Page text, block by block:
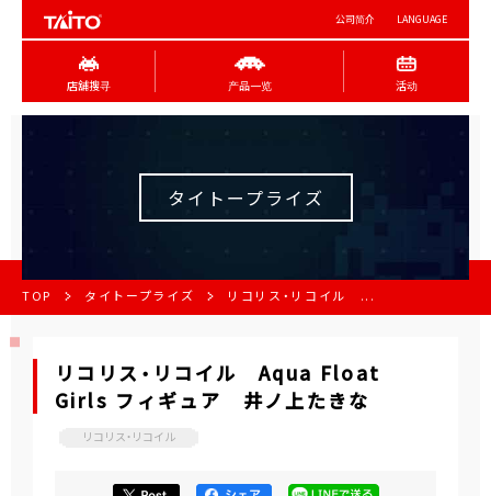
公司简介 LANGUAGE
店舖搜寻 产品一览 活动
タイトープライズ
TOP タイトープライズ リコリス・リコイル ...
リコリス・リコイル Aqua Float
Girls フィギュア 井ノ上たきな
リコリス・リコイル